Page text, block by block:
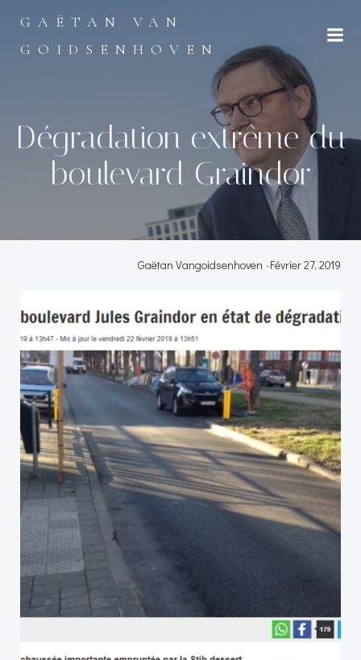
contenu
GAËTAN VAN
GOIDSENHOVEN
Dégradation extrême du
boulevard Graindor
Gaëtan Vangoidsenhoven -Février 27, 2019